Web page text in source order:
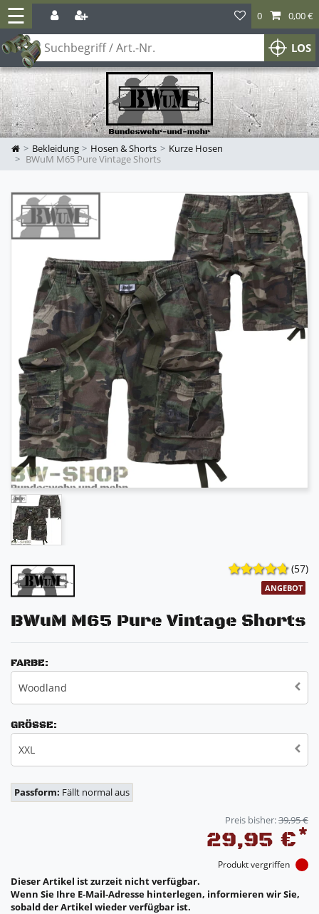
☰
LOS
0 0,00 €
Bekleidung Hosen & Shorts
Kurze Hosen
BWuM M65 Pure Vintage Shorts
(57)
ANGEBOT
BWuM M65 Pure Vintage Shorts
FARBE:
Woodland
GRÖSSE:
XXL
Passform: Fällt normal aus
Preis bisher:39,95 €
29,95 €*
Produkt vergriffen
Dieser Artikel ist zurzeit nicht verfügbar.
Wenn Sie Ihre E-Mail-Adresse hinterlegen, informieren wir Sie,
sobald der Artikel wieder verfügbar ist.